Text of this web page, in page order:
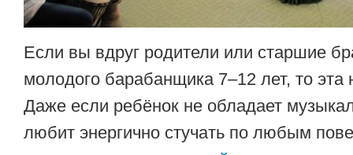
Если вы вдруг родители или старшие
молодого барабанщика 7–12 лет, то
Даже если ребёнок не обладает
любит энергично стучать по любым